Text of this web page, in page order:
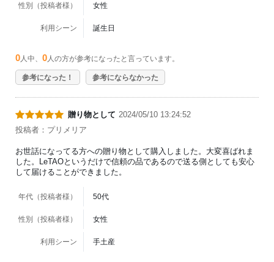
性別（投稿者様） 女性
利用シーン 誕生日
0 人中、 0 人の方が参考になったと言っています。
参考になった！ 参考にならなかった
贈り物として 2024/05/10 13:24:52
投稿者：プリメリア
お世話になってる方への贈り物として購入しました。大変喜ばれま
した。LeTAOというだけで信頼の品であるので送る側としても安心
して届けることができました。
年代（投稿者様） 50代
性別（投稿者様） 女性
利用シーン 手土産